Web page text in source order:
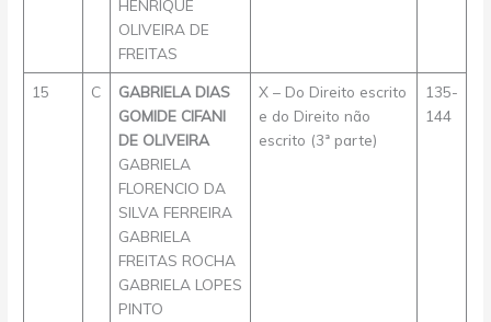
HENRIQUE
OLIVEIRA DE
FREITAS
15 C
GABRIELA DIAS
GOMIDE CIFANI
DE OLIVEIRA
GABRIELA
FLORENCIO DA
SILVA FERREIRA
GABRIELA
FREITAS ROCHA
GABRIELA LOPES
PINTO
X – Do Direito escrito
e do Direito não
escrito (3ª parte)
135-
144